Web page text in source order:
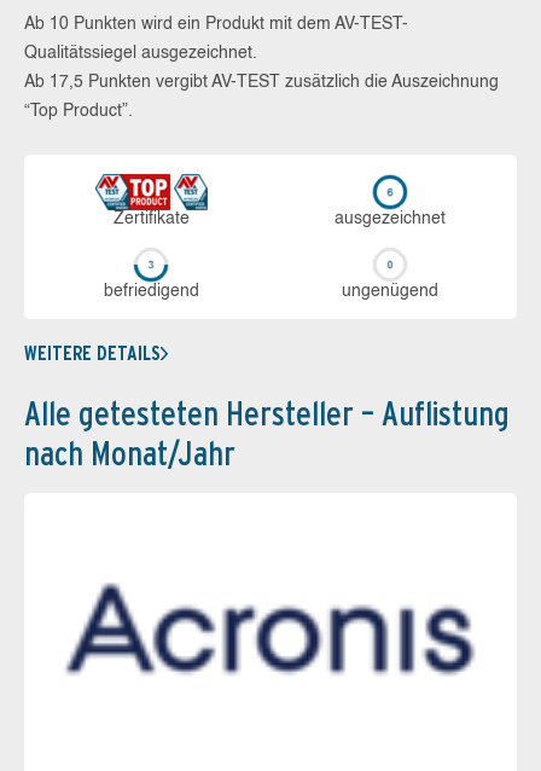
Ab 10 Punkten wird ein Produkt mit dem AV-TEST-
Qualitätssiegel ausgezeichnet.
Ab 17,5 Punkten vergibt AV-TEST zusätzlich die Auszeichnung
“Top Product”.
Zerti­fikate aus­ge­zeich­net
be­frie­di­gend un­ge­nü­gend
WEITERE DETAILS
Alle getesteten Hersteller – Auflistung
nach Monat/Jahr